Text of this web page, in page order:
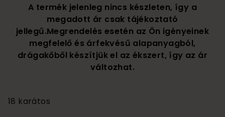
A termék jelenleg nincs készleten, így a
megadott ár csak tájékoztató
jellegű.Megrendelés esetén az Ön igényeinek
megfelelő és árfekvésű alapanyagból,
drágakőből készítjük el az ékszert, így az ár
változhat.
18 karátos